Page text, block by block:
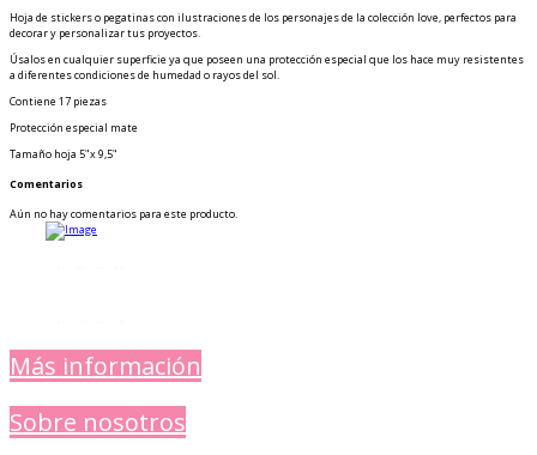
Hoja de stickers o pegatinas con ilustraciones de los personajes de la colección love, perfectos para
decorar y personalizar tus proyectos.
Úsalos en cualquier superficie ya que poseen una protección especial que los hace muy resistentes
a diferentes condiciones de humedad o rayos del sol.
Contiene 17 piezas
Protección especial mate
Tamaño hoja 5"x 9,5"
Comentarios
Aún no hay comentarios para este producto.
Más información
Sobre nosotros